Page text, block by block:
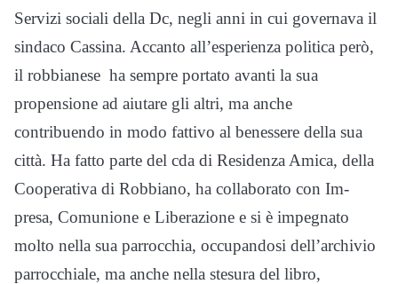
Servizi sociali della Dc, negli anni in cui governava il
sindaco Cassina. Accanto all’esperienza politica però,
il robbianese ha sempre portato avanti la sua
propensione ad aiutare gli altri, ma anche
contribuendo in modo fattivo al benessere della sua
città. Ha fatto parte del cda di Residenza Amica, della
Cooperativa di Robbiano, ha collaborato con Im-
presa, Comunione e Liberazione e si è impegnato
molto nella sua parrocchia, occupandosi dell’archivio
parrocchiale, ma anche nella stesura del libro,